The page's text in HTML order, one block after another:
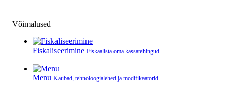
Võimalused
Fiskaliseerimine Fiskaalista oma kassatehingud
Menu Kaubad, tehnoloogialehed ja modifikaatorid